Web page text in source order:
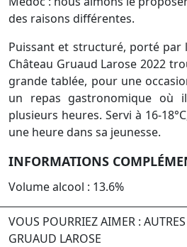
des raisons différentes.
Puissant et structuré, porté par
Château Gruaud Larose 2022
grande tablée, pour une
un repas gastronomique où
plusieurs heures. Servi à 16-
une heure dans sa jeunesse.
INFORMATIONS
Volume alcool : 13.6%
VOUS POURRIEZ AIMER :
GRUAUD LAROSE